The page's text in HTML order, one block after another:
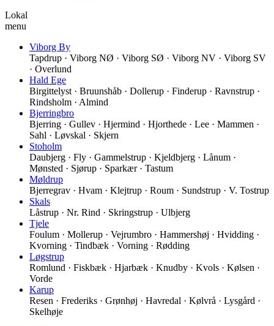
Lokal
menu
Viborg By
Tapdrup · Viborg NØ · Viborg SØ · Viborg NV · Viborg SV
· Overlund
Hald Ege
Birgittelyst · Bruunshåb · Dollerup · Finderup · Ravnstrup ·
Rindsholm · Almind
Bjerringbro
Bjerring · Gullev · Hjermind · Hjorthede · Lee · Mammen ·
Sahl · Løvskal · Skjern
Stoholm
Daubjerg · Fly · Gammelstrup · Kjeldbjerg · Lånum ·
Mønsted · Sjørup · Sparkær · Tastum
Møldrup
Bjerregrav · Hvam · Klejtrup · Roum · Sundstrup · V. Tostrup
Skals
Låstrup · Nr. Rind · Skringstrup · Ulbjerg
Tjele
Foulum · Mollerup · Vejrumbro · Hammershøj · Hvidding ·
Kvorning · Tindbæk · Vorning · Rødding
Løgstrup
Romlund · Fiskbæk · Hjarbæk · Knudby · Kvols · Kølsen ·
Vorde
Karup
Resen · Frederiks · Grønhøj · Havredal · Kølvrå · Lysgård ·
Skelhøje